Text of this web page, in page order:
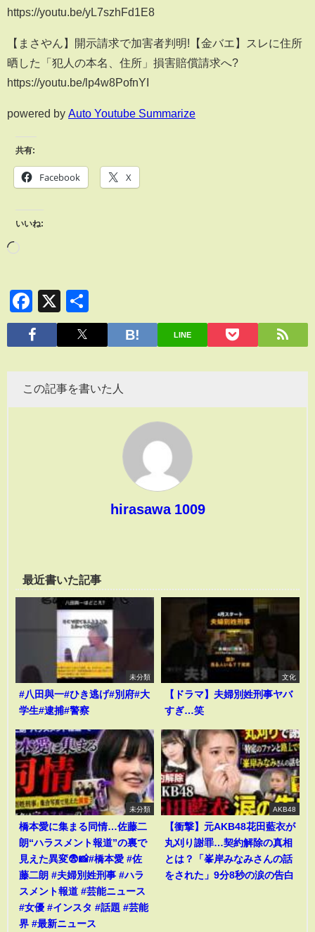
https://youtu.be/yL7szhFd1E8
【まさやん】開示請求で加害者判明!【金バエ】スレに住所
晒した「犯人の本名、住所」損害賠償請求へ?
https://youtu.be/lp4w8PofnYI
powered by Auto Youtube Summarize
共有:
Facebook X
いいね:
Facebook
X
有
LINE
この記事を書いた人
hirasawa 1009
最近書いた記事
未分類
#八田與一#ひき逃げ#別府#大
学生#逮捕#警察
文化
【ドラマ】夫婦別姓刑事ヤバ
すぎ…笑
未分類
橋本愛に集まる同情…佐藤二
朗“ハラスメント報道”の裏で
見えた異変😨📸#橋本愛 #佐
藤二朗 #夫婦別姓刑事 #ハラ
スメント報道 #芸能ニュース
#女優 #インスタ #話題 #芸能
界 #最新ニュース
AKB48
【衝撃】元AKB48花田藍衣が
丸刈り謝罪…契約解除の真相
とは？「峯岸みなみさんの話
をされた」9分8秒の涙の告白